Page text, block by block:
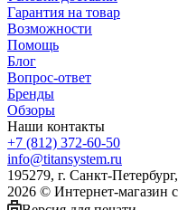
Гарантия на товар
Возможности
Помощь
Блог
Вопрос-ответ
Бренды
Обзоры
Наши контакты
+7 (812) 372-60-50
info@titansystem.ru
195279, г. Санкт-
2026 © Интернет-магазин